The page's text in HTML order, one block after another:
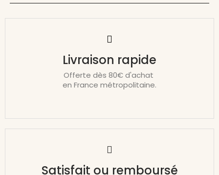
Livraison rapide
Offerte dès 80€ d'achat
en France métropolitaine.
Satisfait ou remboursé